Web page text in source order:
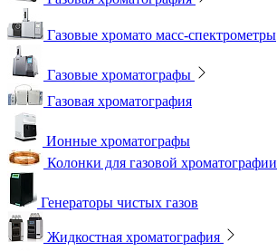
Газовые хромато масс-спектрометры
Газовые хроматографы
Газовая хроматография
Ионные хроматографы
Колонки для газовой хроматографии
Генераторы чистых газов
Жидкостная хроматография